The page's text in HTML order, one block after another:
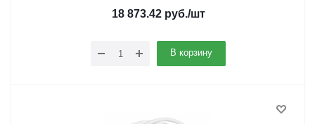
18 873.42руб./шт
В корзину